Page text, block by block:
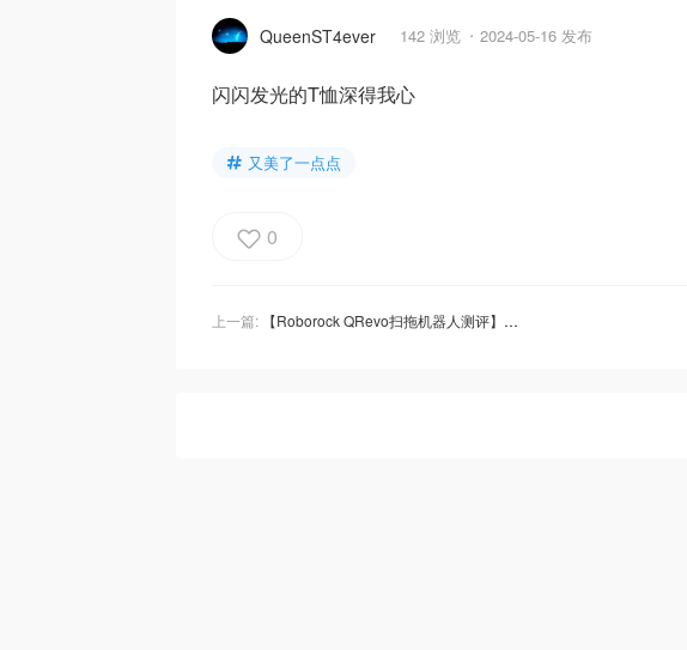
QueenST4ever 142 浏览 2024-05-16 发布
闪闪发光的T恤深得我心
又美了一点点
0
上一篇: 【Roborock QRevo扫拖机器人测评】石头管家让生活更有品质感